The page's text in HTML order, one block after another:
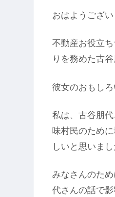
おはようござい
不動産お役立
りを務めた古
彼女のおもし
私は、古谷朋
味村民のため
しいと思いまし
みなさんのた
代さんの話で